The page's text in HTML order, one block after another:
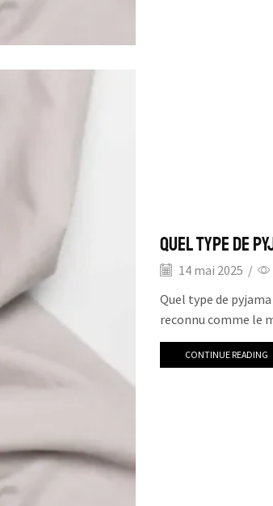
Quel type de
14 mai 2025 /
Quel type de
reconnu comme le
CONTINUE READING